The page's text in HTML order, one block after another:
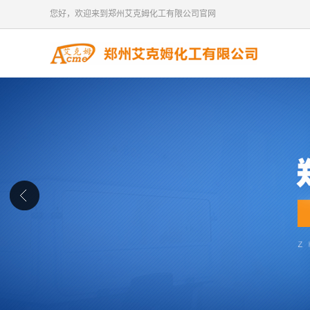
您好，欢迎来到郑州艾克姆化工有限公司官网